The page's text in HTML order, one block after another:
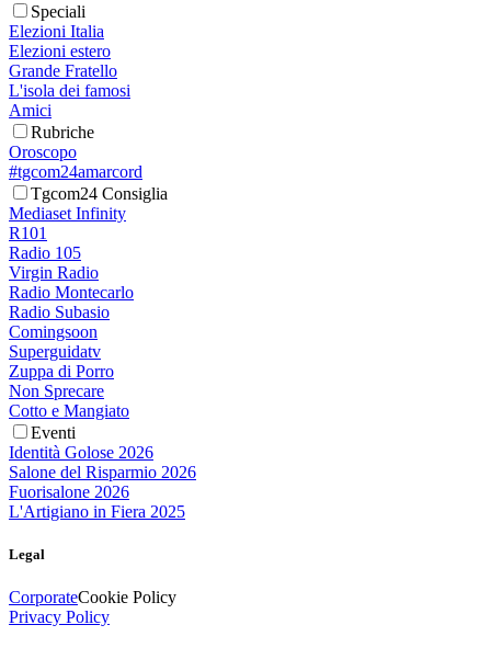
Speciali
Elezioni Italia
Elezioni estero
Grande Fratello
L'isola dei famosi
Amici
Rubriche
Oroscopo
#tgcom24amarcord
Tgcom24 Consiglia
Mediaset Infinity
R101
Radio 105
Virgin Radio
Radio Montecarlo
Radio Subasio
Comingsoon
Superguidatv
Zuppa di Porro
Non Sprecare
Cotto e Mangiato
Eventi
Identità Golose 2026
Salone del Risparmio 2026
Fuorisalone 2026
L'Artigiano in Fiera 2025
Legal
CorporateCookie Policy
Privacy Policy